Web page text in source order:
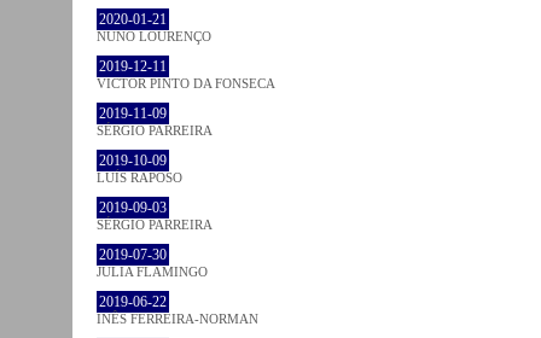
2020-01-21
NUNO LOURENÇO
2019-12-11
VICTOR PINTO DA FONSECA
2019-11-09
SÉRGIO PARREIRA
2019-10-09
LUÍS RAPOSO
2019-09-03
SÉRGIO PARREIRA
2019-07-30
JULIA FLAMINGO
2019-06-22
INÊS FERREIRA-NORMAN